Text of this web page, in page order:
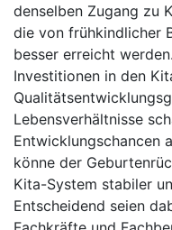
denselben Zugang zu
die von frühkindlicher
besser erreicht
Investitionen in den
Lebensverhältnisse
Entwicklungschancen
könne der
Kita-System stabiler
Entscheidend seien